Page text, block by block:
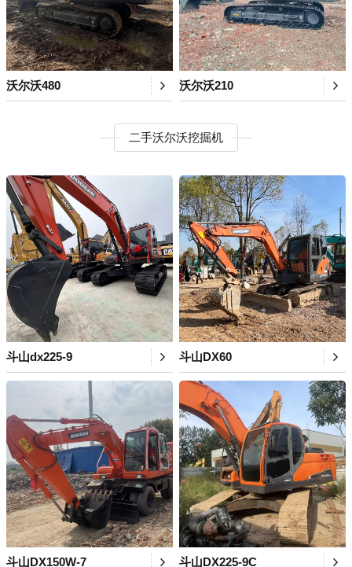
沃尔沃480 沃尔沃210
二手沃尔沃挖掘机
斗山dx225-9 斗山DX60
斗山DX150W-7 斗山DX225-9C